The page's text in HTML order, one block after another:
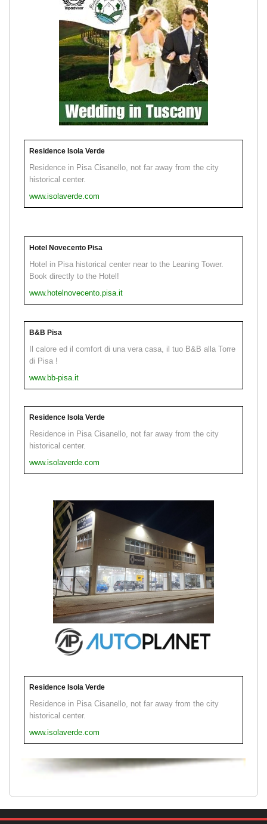
Residence Isola Verde
Residence in Pisa Cisanello, not far away from the city
historical center.
www.isolaverde.com
Hotel Novecento Pisa
Hotel in Pisa historical center near to the Leaning Tower.
Book directly to the Hotel!
www.hotelnovecento.pisa.it
B&B Pisa
Il calore ed il comfort di una vera casa, il tuo B&B alla Torre
di Pisa !
www.bb-pisa.it
Residence Isola Verde
Residence in Pisa Cisanello, not far away from the city
historical center.
www.isolaverde.com
Residence Isola Verde
Residence in Pisa Cisanello, not far away from the city
historical center.
www.isolaverde.com